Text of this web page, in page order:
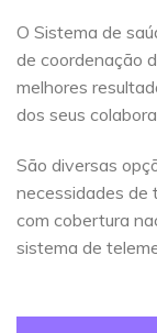
O Sistema de
de coordenação
melhores
dos seus
São diversas
necessidades de
com cobertura
sistema de